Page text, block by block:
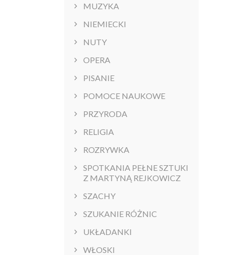
MUZYKA
NIEMIECKI
NUTY
OPERA
PISANIE
POMOCE NAUKOWE
PRZYRODA
RELIGIA
ROZRYWKA
SPOTKANIA PEŁNE SZTUKI
Z MARTYNĄ REJKOWICZ
SZACHY
SZUKANIE RÓŻNIC
UKŁADANKI
WŁOSKI